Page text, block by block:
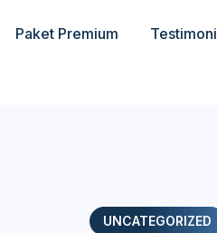
Paket Premium Testimoni
UNCATEGORIZED